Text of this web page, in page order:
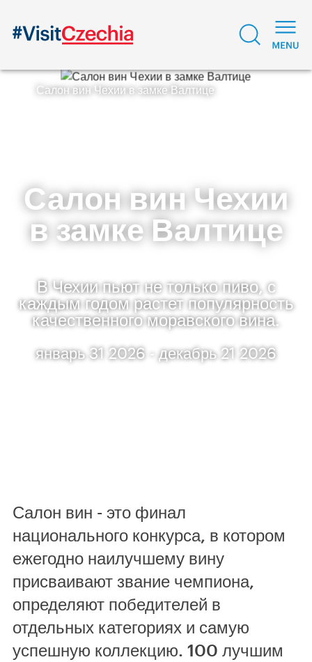
Салон вин Чехии в замке Валтице
Салон вин Чехии
в замке Валтице
В Чехии пьют не только пиво, с
каждым годом растет популярность
качественного моравского вина.
январь 31 2026 - декабрь 21 2026
Салон вин - это финал
национального конкурса, в котором
ежегодно наилучшему вину
присваивают звание чемпиона,
определяют победителей в
отдельных категориях и самую
успешную коллекцию. 100 лучшим